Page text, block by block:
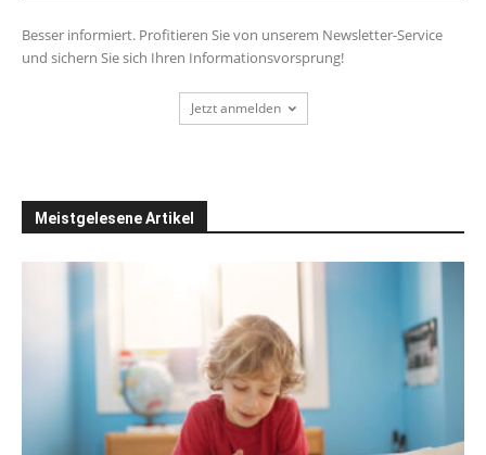
Besser informiert. Profitieren Sie von unserem Newsletter-Service
und sichern Sie sich Ihren Informationsvorsprung!
Jetzt anmelden
Meistgelesene Artikel